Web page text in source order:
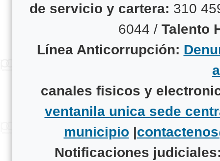
de servicio y cartera: 310
6044 / Talento
Línea Anticorrupción:
canales fisicos y
ventanila unica sede
municipio |
Notificaciones